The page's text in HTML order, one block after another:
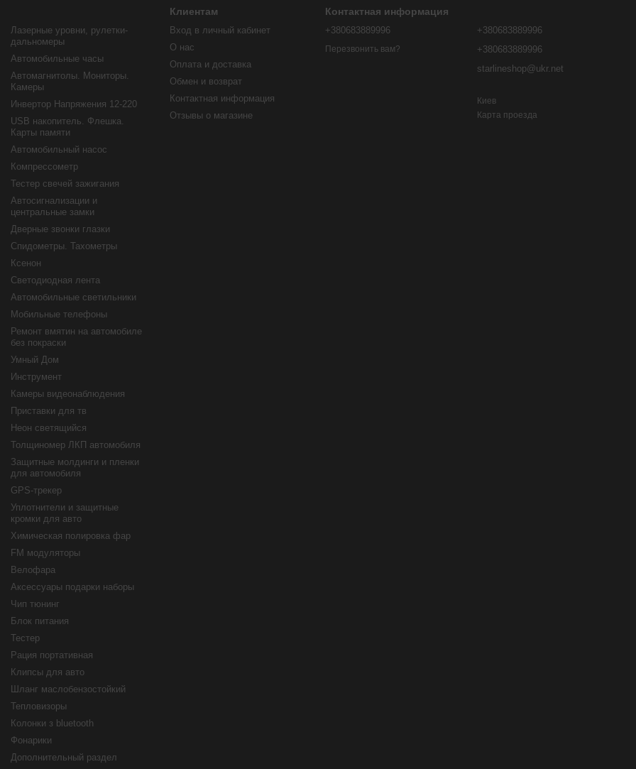
Лазерные уровни, рулетки-
дальномеры
Автомобильные часы
Автомагнитолы. Мониторы.
Камеры
Инвертор Напряжения 12-220
USB накопитель. Флешка.
Карты памяти
Автомобильный насос
Компрессометр
Тестер свечей зажигания
Автосигнализации и
центральные замки
Дверные звонки глазки
Спидометры. Тахометры
Ксенон
Светодиодная лента
Автомобильные светильники
Мобильные телефоны
Ремонт вмятин на автомобиле
без покраски
Умный Дом
Инструмент
Камеры видеонаблюдения
Приставки для тв
Неон светящийся
Толщиномер ЛКП автомобиля
Защитные молдинги и пленки
для автомобиля
GPS-трекер
Уплотнители и защитные
кромки для авто
Химическая полировка фар
FM модуляторы
Велофара
Аксессуары подарки наборы
Чип тюнинг
Блок питания
Тестер
Рация портативная
Клипсы для авто
Шланг маслобензостойкий
Тепловизоры
Колонки з bluetooth
Фонарики
Дополнительный раздел
Клиентам
Вход в личный кабинет
О нас
Оплата и доставка
Обмен и возврат
Контактная информация
Отзывы о магазине
Контактная информация
+380683889996
Перезвонить вам?
+380683889996
+380683889996
starlineshop@ukr.net
Киев
Карта проезда